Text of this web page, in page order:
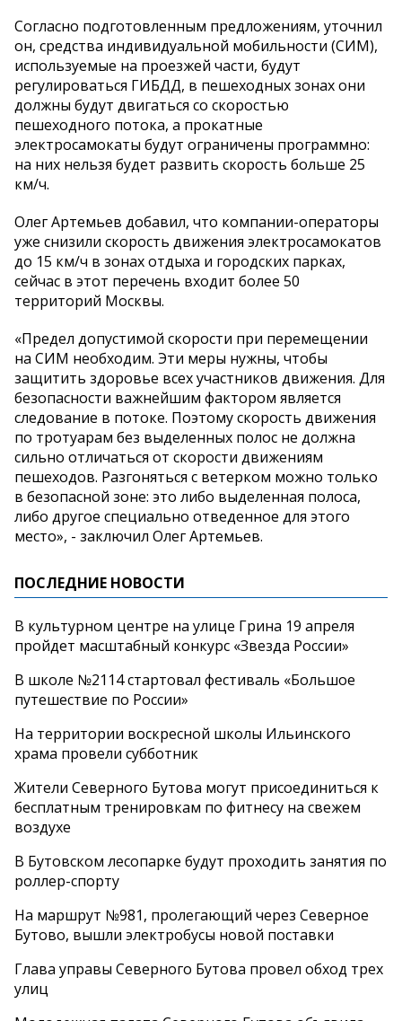
Согласно подготовленным предложениям, уточнил
он, средства индивидуальной мобильности (СИМ),
используемые на проезжей части, будут
регулироваться ГИБДД, в пешеходных зонах они
должны будут двигаться со скоростью
пешеходного потока, а прокатные
электросамокаты будут ограничены программно:
на них нельзя будет развить скорость больше 25
км/ч.
Олег Артемьев добавил, что компании-операторы
уже снизили скорость движения электросамокатов
до 15 км/ч в зонах отдыха и городских парках,
сейчас в этот перечень входит более 50
территорий Москвы.
«Предел допустимой скорости при перемещении
на СИМ необходим. Эти меры нужны, чтобы
защитить здоровье всех участников движения. Для
безопасности важнейшим фактором является
следование в потоке. Поэтому скорость движения
по тротуарам без выделенных полос не должна
сильно отличаться от скорости движениям
пешеходов. Разгоняться с ветерком можно только
в безопасной зоне: это либо выделенная полоса,
либо другое специально отведенное для этого
место», - заключил Олег Артемьев.
ПОСЛЕДНИЕ НОВОСТИ
В культурном центре на улице Грина 19 апреля
пройдет масштабный конкурс «Звезда России»
В школе №2114 стартовал фестиваль «Большое
путешествие по России»
На территории воскресной школы Ильинского
храма провели субботник
Жители Северного Бутова могут присоединиться к
бесплатным тренировкам по фитнесу на свежем
воздухе
В Бутовском лесопарке будут проходить занятия по
роллер-спорту
На маршрут №981, пролегающий через Северное
Бутово, вышли электробусы новой поставки
Глава управы Северного Бутова провел обход трех
улиц